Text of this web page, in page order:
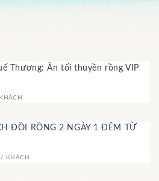
Thương: Ăn tối thuyền rồng VIP
ĐỒI RỒNG 2 NGÀY 1 ĐÊM TỪ
KHÁCH